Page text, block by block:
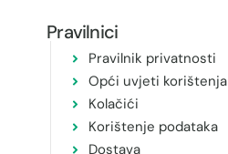
Pravilnici
Pravilnik privatnosti
Opći uvjeti korištenja
Kolačići
Korištenje podataka
Dostava